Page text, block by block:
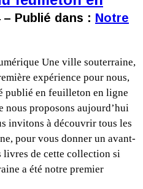
– Publié dans : Notre
Une ville souterraine,
expérience pour nous,
publié en feuilleton en ligne
nous proposons aujourd’hui
invitons à découvrir tous les
pour vous donner un avant-
livres de cette collection si
a été notre premier